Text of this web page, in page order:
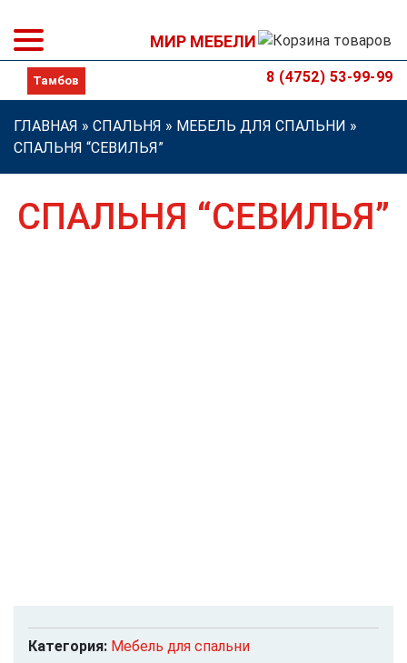
МИР МЕБЕЛИ
8 (4752) 53-99-99
ГЛАВНАЯ » СПАЛЬНЯ » МЕБЕЛЬ ДЛЯ СПАЛЬНИ »
СПАЛЬНЯ “СЕВИЛЬЯ”
СПАЛЬНЯ “СЕВИЛЬЯ”
Категория: Мебель для спальни